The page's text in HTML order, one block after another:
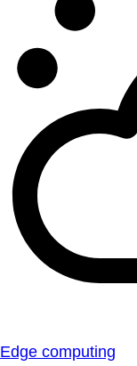
Edge computing